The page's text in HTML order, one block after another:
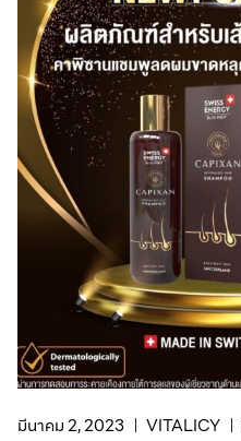
มีนาคม 2, 2023 VITALICY